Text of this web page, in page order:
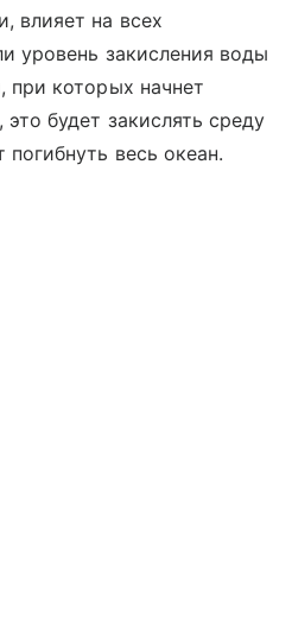
влияет на всех
уровень закисления воды
при которых начнет
будет закислять среду
весь океан.